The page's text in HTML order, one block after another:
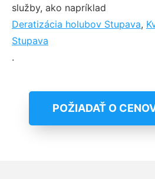
služby, ako napríklad
Deratizácia holubov Stupava,
Stupava
.
POŽIADAŤ O